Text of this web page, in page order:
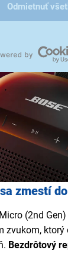
Odmietnuť
voči
zmestí
(2nd
zvukom, ktorý
Bezdrôtový